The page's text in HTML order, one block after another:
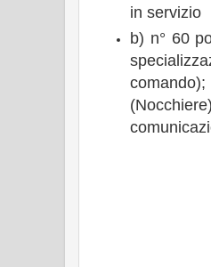
in servizio
b) n° 60